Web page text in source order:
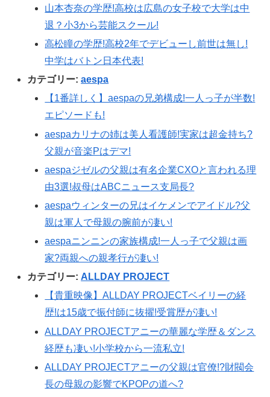
山本杏奈の学歴!高校は広島の女子校で大学は中
退？小3から芸能スクール!
高松瞳の学歴!高校2年でデビューし前世は無し!
中学はバトン日本代表!
カテゴリー:aespa
【1番詳しく】aespaの兄弟構成!一人っ子が半数!
エピソードも!
aespaカリナの姉は美人看護師!実家は超金持ち?
父親が音楽Pはデマ!
aespaジゼルの父親は有名企業CXOと言われる理
由3選!叔母はABCニュース支局長?
aespaウィンターの兄はイケメンでアイドル?父
親は軍人で母親の腕前が凄い!
aespaニンニンの家族構成!一人っ子で父親は画
家?両親への親孝行が凄い!
カテゴリー: ALLDAY PROJECT
【貴重映像】ALLDAY PROJECTベイリーの経
歴!は15歳で振付師に抜擢!受賞歴が凄い!
ALLDAY PROJECTアニーの華麗な学歴＆ダンス
経歴も凄い!小学校から一流私立!
ALLDAY PROJECTアニーの父親は官僚!?財閥会
長の母親の影響でKPOPの道へ?